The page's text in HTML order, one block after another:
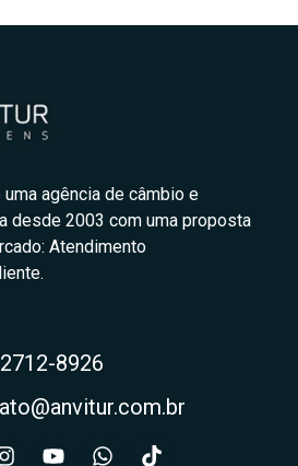
agência de câmbio e
desde 2003 com uma proposta
Atendimento
8926